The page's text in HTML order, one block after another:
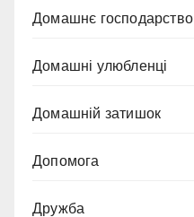
Домашнє господарство
Домашні улюбленці
Домашній затишок
Допомога
Дружба